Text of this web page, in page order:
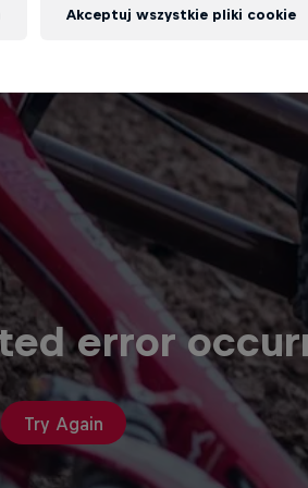
error
Try Again
Akceptuj wszystkie pliki cookie